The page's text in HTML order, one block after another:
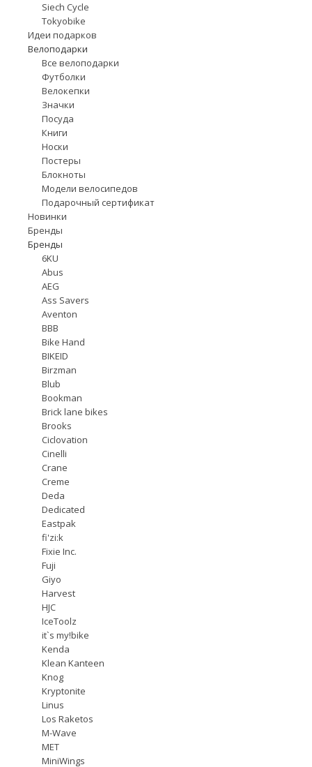
Siech Cycle
Tokyobike
Идеи подарков
Велоподарки
Все велоподарки
Футболки
Велокепки
Значки
Посуда
Книги
Носки
Постеры
Блокноты
Модели велосипедов
Подарочный сертификат
Новинки
Бренды
Бренды
6KU
Abus
AEG
Ass Savers
Aventon
BBB
Bike Hand
BIKEID
Birzman
Blub
Bookman
Brick lane bikes
Brooks
Ciclovation
Cinelli
Crane
Creme
Deda
Dedicated
Eastpak
fi'zi:k
Fixie Inc.
Fuji
Giyo
Harvest
HJC
IceToolz
it`s my!bike
Kenda
Klean Kanteen
Knog
Kryptonite
Linus
Los Raketos
M-Wave
MET
MiniWings